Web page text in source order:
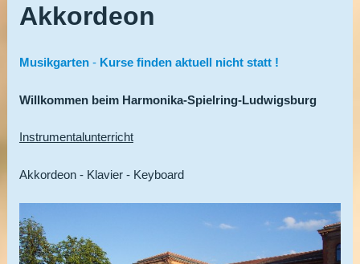
Akkordeon
Musikgarten- Kurse finden aktuell nicht statt !
Willkommen beim Harmonika-Spielring-Ludwigsburg
Instrumentalunterricht
Akkordeon - Klavier - Keyboard